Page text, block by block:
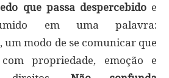
que passa despercebidoe
em uma palavra:
um modo de se comunicar que
propriedade, emoção e